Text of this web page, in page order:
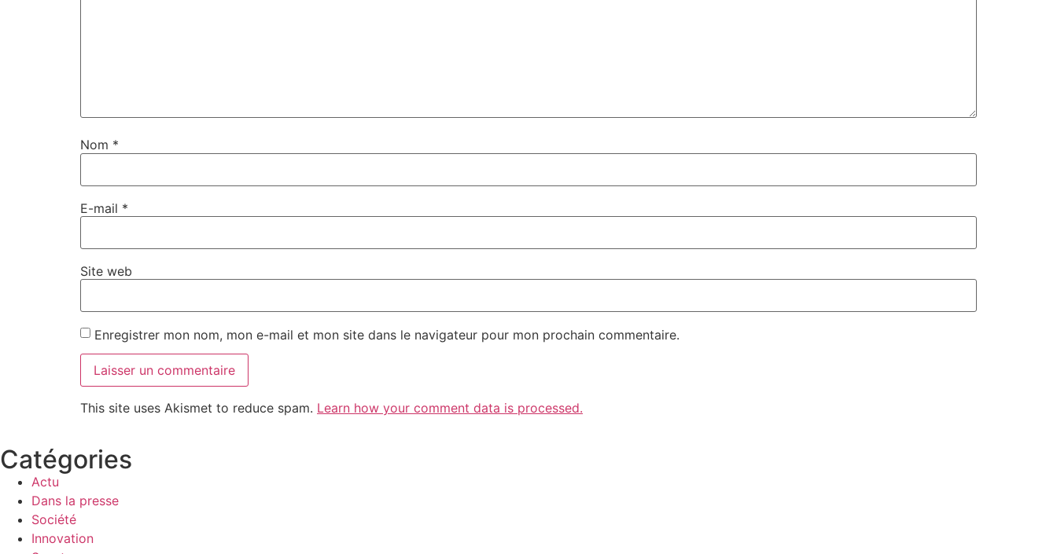
Nom *
E-mail *
Site web
Enregistrer mon nom, mon e-mail et mon site dans le navigateur pour mon prochain commentaire.
This site uses Akismet to reduce spam. Learn how your comment data is processed.
Catégories
Actu
Dans la presse
Société
Innovation